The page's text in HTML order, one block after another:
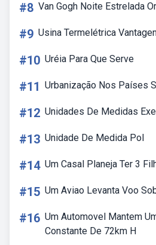
#8 Van Gogh Noite Estrelada
#9 Usina Termelétrica
#10 Uréia Para Que Serve
#11 Urbanização Nos Países
#12 Unidades De Medidas
#13 Unidade De Medida Pol
#14 Um Casal Planeja Ter 3
#15 Um Aviao Levanta Voo
#16 Um Automovel Mantem
Constante De 72km H